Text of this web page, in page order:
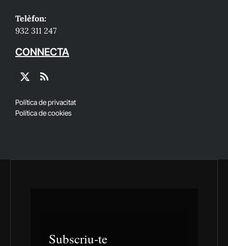
Telèfon:
932 311 247
CONNECTA
X
RSS
Política de privacitat
Política de cookies